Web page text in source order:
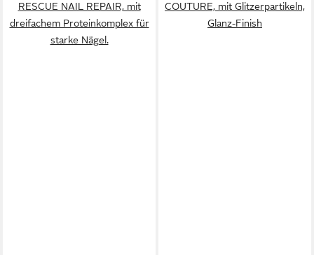
RESCUE NAIL REPAIR, mit
dreifachem Proteinkomplex für
starke Nägel.
COUTURE, mit Glitzerpartikeln,
Glanz-Finish